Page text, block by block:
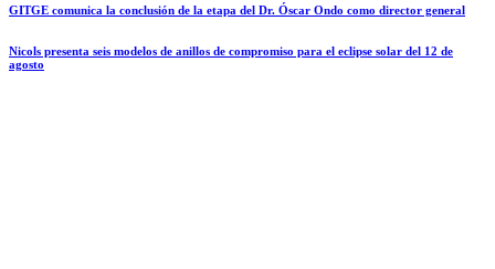
GITGE comunica la conclusión de la etapa del Dr. Óscar Ondo como director general
Nicols presenta seis modelos de anillos de compromiso para el eclipse solar del 12 de
agosto